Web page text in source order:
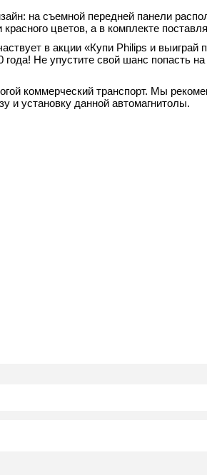
на съемной передней панели
цветов, а в комплекте
в акции «Купи Philips и выиграй
Не упустите свой шанс попасть
коммерческий транспорт. Мы
и установку данной автомагнитолы.